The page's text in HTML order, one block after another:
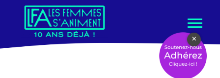
contenu
×